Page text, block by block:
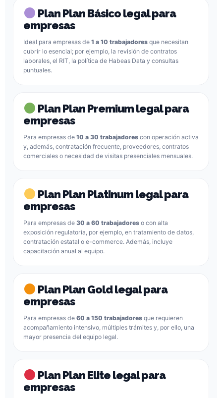
Plan Plan Básico legal para
empresas
Ideal para empresas de 1 a 10 trabajadores que necesitan
cubrir lo esencial; por ejemplo, la revisión de contratos
laborales, el RIT, la política de Habeas Data y consultas
puntuales.
Plan Plan Premium legal para
empresas
Para empresas de 10 a 30 trabajadores con operación activa
y, además, contratación frecuente, proveedores, contratos
comerciales o necesidad de visitas presenciales mensuales.
Plan Plan Platinum legal para
empresas
Para empresas de 30 a 60 trabajadores o con alta
exposición regulatoria, por ejemplo, en tratamiento de datos,
contratación estatal o e-commerce. Además, incluye
capacitación anual al equipo.
Plan Plan Gold legal para
empresas
Para empresas de 60 a 150 trabajadores que requieren
acompañamiento intensivo, múltiples trámites y, por ello, una
mayor presencia del equipo legal.
Plan Plan Elite legal para
empresas